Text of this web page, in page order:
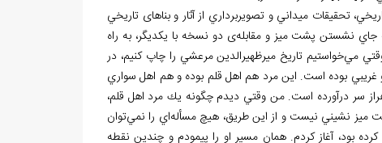
تحقيقات ميداني و تصويربرداري از آثار و بناهای تاريخي
جاي نشستن پشت ميز و مقابلهی دو نسخه با يكديگر، به راه
ميخواستيم تاريخ ميرظهيرالدين مرعشي را چاپ كنيم، در
غريبي بوده است. اين مرد هم اهل قلم بوده و هم اهل سواري
سر درآورده است. من وقتي ديدم چگونه يك مرد اهل قلم،
ميز نشيني نيست و از اين طريق، هيچ مسألهاي را نميتوان
بود، آغاز كردم. همان مسير او را پيمودم و چندين نقطه